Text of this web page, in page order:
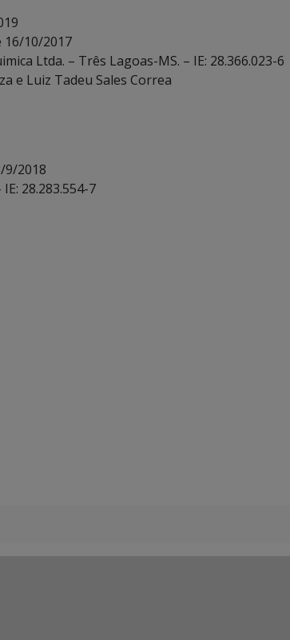
16/10/2017
Ltda. – Três Lagoas-MS. – IE: 28.366.023-6
e Luiz Tadeu Sales Correa
9/2018
28.283.554-7